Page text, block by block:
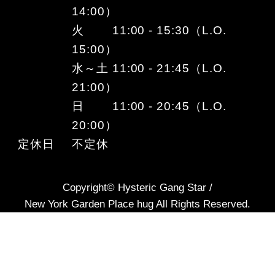
14:00）
火 11:00 - 15:30（L.O.
15:00）
水～土 11:00 - 21:45（L.O.
21:00）
日 11:00 - 20:45（L.O.
20:00）
定休日
不定休
Copyright© Hysteric Gang Star /
New York Garden Place hug All Rights Reserved.